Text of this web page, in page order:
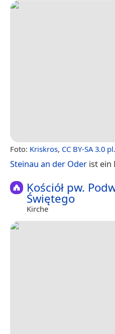
Foto: Kriskros, CC BY-SA 3.0 pl.
Steinau an der Oder ist ein
Kościół pw.
Świętego
Kirche